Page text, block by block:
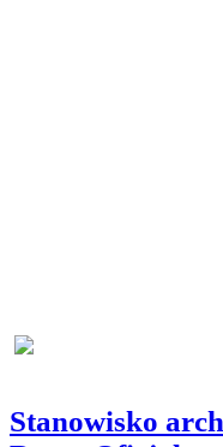
Stanowisko